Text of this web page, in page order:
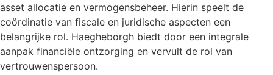
asset allocatie en vermogensbeheer. Hierin speelt de
coördinatie van fiscale en juridische aspecten een
belangrijke rol. Haegheborgh biedt door een integrale
aanpak financiële ontzorging en vervult de rol van
vertrouwenspersoon.